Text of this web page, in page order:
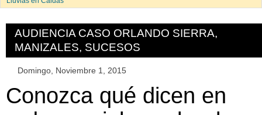
AUDIENCIA CASO ORLANDO SIERRA,
MANIZALES, SUCESOS
Domingo, Noviembre 1, 2015
Conozca qué dicen en